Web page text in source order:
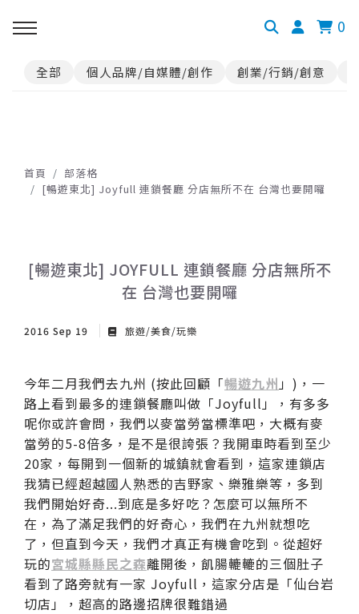
0
全部 個人品牌/自媒體/創作 創業/行銷/創意
首頁
部落格
[暢遊東北] Joyfull 連鎖餐廳 分店無所不在 台灣也要開囉
[暢遊東北] JOYFULL 連鎖餐廳 分店無所不
在 台灣也要開囉
2016 Sep 19 旅遊/美食/玩樂
今年二月我們去九州 (按此回顧「暢遊九州」)，一
路上看到最多的連鎖餐廳叫做「Joyfull」，有多多
呢你或許會問，我們以麥當勞當標準吧，大概有麥
當勞的5-8倍多，是不是很誇張？我開車時看到至少
20家，每開到一個新的城鎮就會看到，這家連鎖店
我猜已經超越國人熟悉的吉野家、樂雅樂等，多到
我們開始好奇...到底是多好吃？怎麼可以無所不
在，為了滿足我們的好奇心，我們在九州就想吃
了，但直到今天，我們才真正有機會吃到。從超好
玩的宮城縣縣民之森離開後，飢腸轆轆的三個肚子
看到了路旁就有一家 Joyfull，這家分店是「仙台岩
切店」，超高的路邊招牌很難錯過